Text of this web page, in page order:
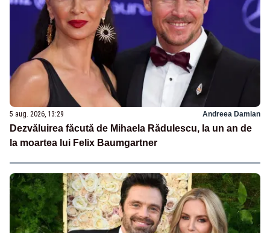
5 aug. 2026, 13:29 Andreea Damian
Dezvăluirea făcută de Mihaela Rădulescu, la un an de
la moartea lui Felix Baumgartner